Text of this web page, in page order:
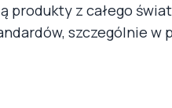
z całego
szczególnie w